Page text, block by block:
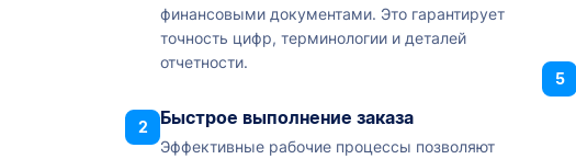
финансовыми документами. Это гарантирует
точность цифр, терминологии и деталей
отчетности.
2 Быстрое выполнение заказа
Эффективные рабочие процессы позволяют
5